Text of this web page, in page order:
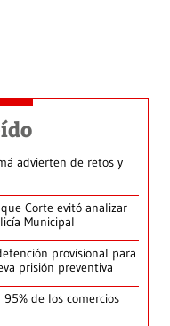
advierten de retos y
Corte evitó analizar
Municipal
provisional para
prisión preventiva
de los comercios